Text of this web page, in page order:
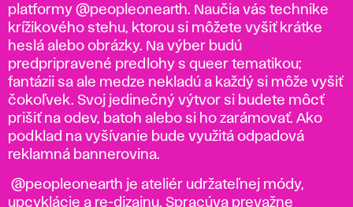
platformy @peopleonearth. Naučia vás technike
krížikového stehu, ktorou si môžete vyšiť krátke
heslá alebo obrázky. Na výber budú
predpripravené predlohy s queer tematikou;
fantázii sa ale medze nekladú a každý si môže vyšiť
čokoľvek. Svoj jedinečný výtvor si budete môcť
prišiť na odev, batoh alebo si ho zarámovať. Ako
podklad na vyšívanie bude využitá odpadová
reklamná bannerovina.
@peopleonearth je ateliér udržateľnej módy,
upcyklácie a re-dizajnu. Spracúva prevažne